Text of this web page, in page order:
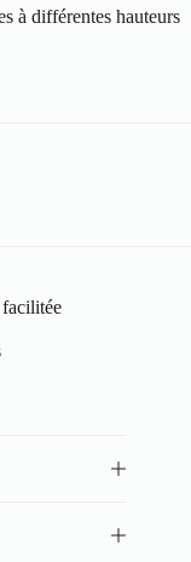
à différentes hauteurs